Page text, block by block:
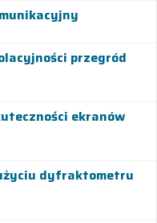
przegród
ekranów
dyfraktometru